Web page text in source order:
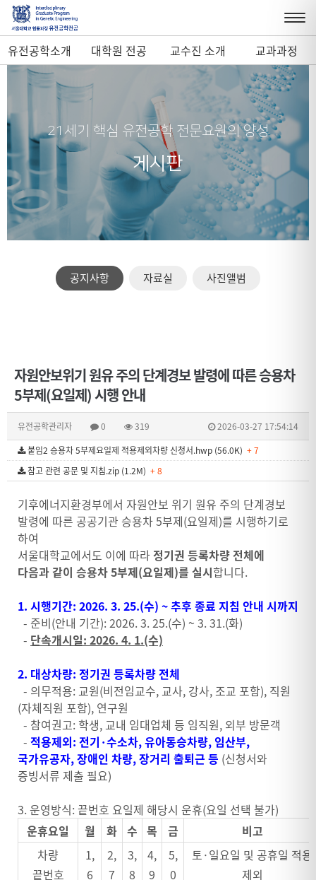
유전공학소개 대학원 전공 교수진 소개 교과과정
21세기 핵심 유전공학 전문요원의 양성
게시판
공지사항 자료실 사진앨범
자원안보위기 원유 주의 단계경보 발령에 따른 승용차
5부제(요일제) 시행 안내
유전공학관리자 0 319
2026-03-27 17:54:14
붙임2 승용차 5부제요일제 적용제외차량 신청서.hwp (56.0K) + 7
참고 관련 공문 및 지침.zip (1.2M) + 8
기후에너지환경부에서 자원안보 위기 원유 주의 단계경보
발령에 따른 공공기관 승용차 5부제(요일제)를 시행하기로
하여
서울대학교에서도 이에 따라 정기권 등록차량 전체에
다음과 같이 승용차 5부제(요일제)를 실시합니다.
1. 시행기간: 2026. 3. 25.(수) ~ 추후 종료 지침 안내 시까지
- 준비(안내 기간): 2026. 3. 25.(수) ~ 3. 31.(화)
- 단속개시일: 2026. 4. 1.(수)
2. 대상차량: 정기권 등록차량 전체
- 의무적용: 교원(비전임교수, 교사, 강사, 조교 포함), 직원
(자체직원 포함), 연구원
- 참여권고: 학생, 교내 임대업체 등 임직원, 외부 방문객
- 적용제외: 전기·수소차, 유아동승차량, 임산부,
국가유공자, 장애인 차량, 장거리 출퇴근 등 (신청서와
증빙서류 제출 필요)
3. 운영방식: 끝번호 요일제 해당시 운휴(요일 선택 불가)
운휴요일
월 화 수 목 금
비고
차량
끝번호
1,
6
2,
7
3,
8
4,
9
5,
0
토·일요일 및 공휴일 적용
제외